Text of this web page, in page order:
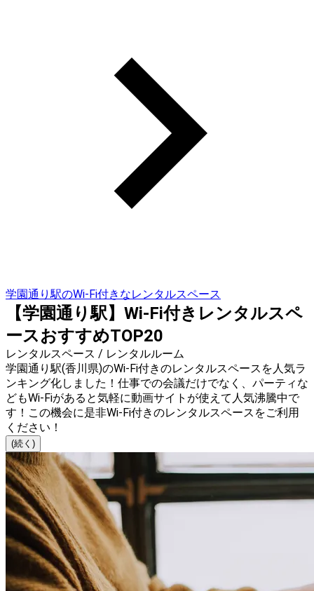
学園通り駅のWi-Fi付きなレンタルスペース
【学園通り駅】Wi-Fi付きレンタルスペ
ースおすすめTOP20
レンタルスペース / レンタルルーム
学園通り駅(香川県)のWi-Fi付きのレンタルスペースを人気ラ
ンキング化しました！仕事での会議だけでなく、パーティな
どもWi-Fiがあると気軽に動画サイトが使えて人気沸騰中で
す！この機会に是非Wi-Fi付きのレンタルスペースをご利用
ください！
(続く)